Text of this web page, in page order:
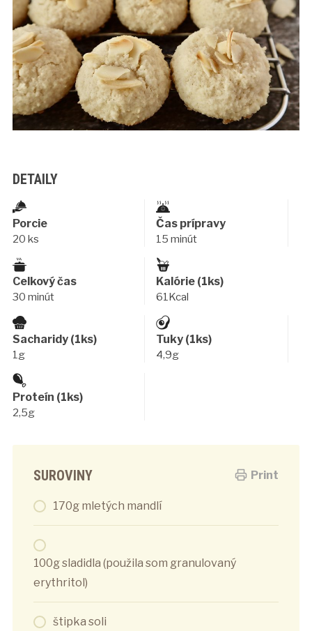
DETAILY
Porcie
20 ks
Čas prípravy
15 minút
Celkový čas
30 minút
Kalórie (1ks)
61Kcal
Sacharidy (1ks)
1g
Tuky (1ks)
4,9g
Proteín (1ks)
2,5g
Print
SUROVINY
170g mletých mandlí
100g sladidla (použila som granulovaný
erythritol)
štipka soli